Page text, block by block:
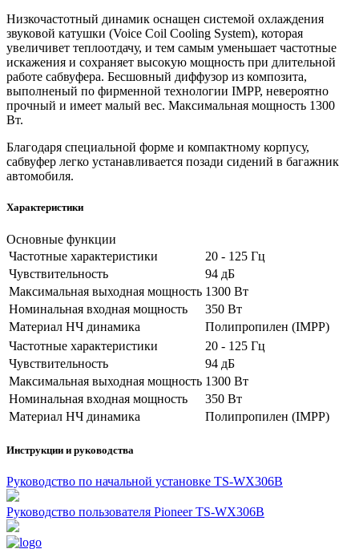
Низкочастотный динамик оснащен системой охлаждения
звуковой катушки (Voice Coil Cooling System), которая
увеличивет теплоотдачу, и тем самым уменьшает частотные
искажения и сохраняет высокую мощность при длительной
работе сабвуфера. Бесшовный диффузор из композита,
выполненый по фирменной технологии IMPP, невероятно
прочный и имеет малый вес. Максимальная мощность 1300
Вт.
Благодаря специальной форме и компактному корпусу,
сабвуфер легко устанавливается позади сидений в багажник
автомобиля.
Характеристики
Основные функции
Частотные характеристики
20 - 125 Гц
Чувствительность
94 дБ
Максимальная выходная мощность 1300 Вт
Номинальная входная мощность
350 Вт
Материал НЧ динамика
Полипропилен (IMPP)
Частотные характеристики
20 - 125 Гц
Чувствительность
94 дБ
Максимальная выходная мощность 1300 Вт
Номинальная входная мощность
350 Вт
Материал НЧ динамика
Полипропилен (IMPP)
Инструкции и руководства
Руководство по начальной установке TS-WX306B
Руководство пользователя Pioneer TS-WX306B